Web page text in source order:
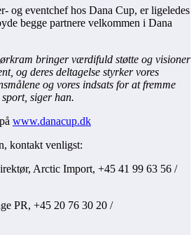
og eventchef hos Dana Cup, er ligeledes
begge partnere velkommen i Dana
bringer værdifuld støtte og visioner
og deres deltagelse styrker vores
og vores indsats for at fremme
siger han.
www.danacup.dk
kontakt venligst:
Arctic Import, +45 41 99 63 56 /
PR, +45 20 76 30 20 /